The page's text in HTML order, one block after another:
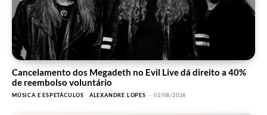
Cancelamento dos Megadeth no Evil Live dá direito a 40%
de reembolso voluntário
MÚSICA E ESPETÁCULOS ALEXANDRE LOPES - 02/08/2026